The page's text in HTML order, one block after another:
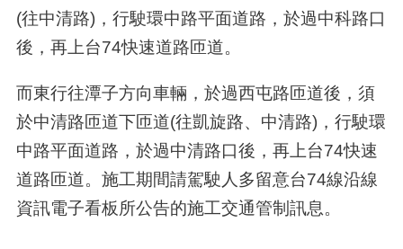
(往中清路)，行駛環中路平面道路，於過中科路口
後，再上台74快速道路匝道。
而東行往潭子方向車輛，於過西屯路匝道後，須
於中清路匝道下匝道(往凱旋路、中清路)，行駛環
中路平面道路，於過中清路口後，再上台74快速
道路匝道。施工期間請駕駛人多留意台74線沿線
資訊電子看板所公告的施工交通管制訊息。